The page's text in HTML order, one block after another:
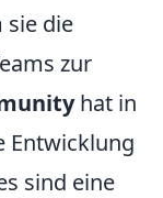
sie die
zur
hat in
Entwicklung
sind eine